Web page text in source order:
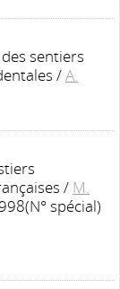
sentiers
/A.
/ M.
spécial)